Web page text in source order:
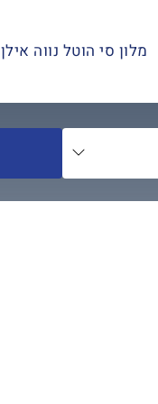
מלון סי הוטל נווה אילן